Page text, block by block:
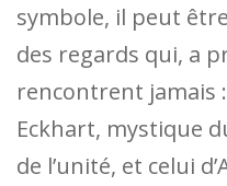
symbole, il peut
des regards qui, a
rencontrent jamais
Eckhart, mystique
de l’unité, et celui